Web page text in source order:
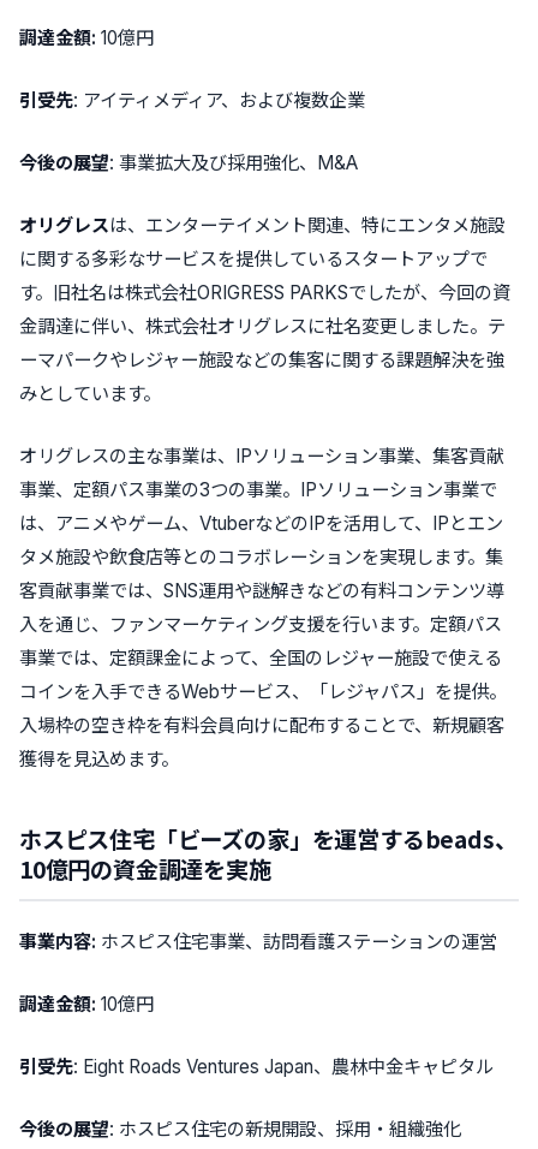
調達金額: 10億円
引受先: アイティメディア、および複数企業
今後の展望: 事業拡大及び採用強化、M&A
オリグレスは、エンターテイメント関連、特にエンタメ施設
に関する多彩なサービスを提供しているスタートアップで
す。旧社名は株式会社ORIGRESS PARKSでしたが、今回の資
金調達に伴い、株式会社オリグレスに社名変更しました。 テ
ーマパークやレジャー施設などの集客に関する課題解決を強
みとしています。
オリグレスの主な事業は、 IPソリューション事業、 集客貢献
事業、 定額パス事業の3つの事業。 IPソリューション事業で
は、アニメやゲーム、VtuberなどのIPを活用して、 IPとエン
タメ施設や飲食店等とのコラボレーションを実現します。 集
客貢献事業では、SNS運用や謎解きなどの有料コンテンツ導
入を通じ、
ファンマーケティング支援を行います。 定額パス
事業では、定額課金によって、全国のレジャー施設で使える
コインを入手できるWebサービス、「レジャパス 」を提供。
入場枠の空き枠を有料会員向けに配布することで、新規顧客
獲得を見込めます。
ホスピス住宅「ビーズの家」を運営するbeads、
10億円の資金調達を実施
事業内容: ホスピス住宅事業、訪問看護ステーションの運営
調達金額: 10億円
引受先: Eight Roads Ventures Japan、農林中金キャピタル
今後の展望: ホスピス住宅の新規開設、採用・組織強化